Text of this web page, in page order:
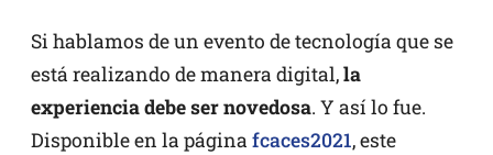
Si hablamos de un evento de tecnología que se
está realizando de manera digital,la
experiencia debe ser novedosa. Y así lo fue.
Disponible en la página fcaces2021, este